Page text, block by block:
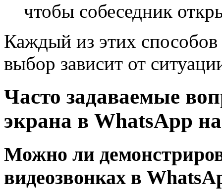
чтобы собеседник
Каждый из этих
выбор зависит от
Часто задаваемые
экрана в WhatsApp
Можно ли
видеозвонках в